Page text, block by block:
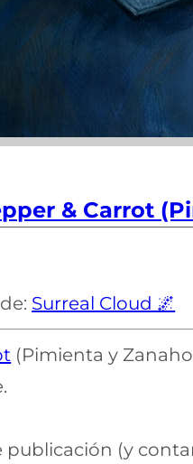
& Carrot
Surreal Cloud 🌌
(Pimienta y
publicación (y